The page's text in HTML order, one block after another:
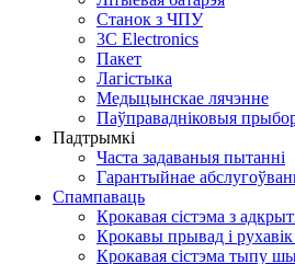
Станок з ЧПУ
3C Electronics
Пакет
Лагістыка
Медыцынскае лячэнне
Паўправадніковыя
Падтрымкі
Часта задаваныя пытанні
Гарантыйнае
Спампаваць
Крокавая сістэма з
Крокавы прывад і
Крокавая сістэма тыпу